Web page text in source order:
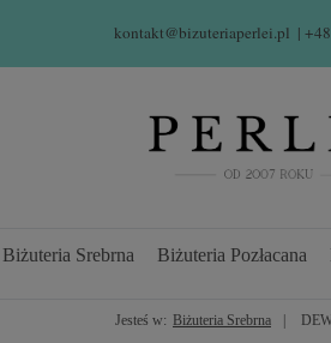
kontakt@bizuteriaperlei.pl |
Biżuteria Srebrna Biżuteria Pozłacana
Jesteś w: Biżuteria Srebrna